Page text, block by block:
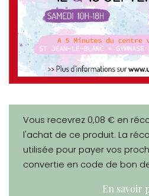
Vous recevrez 0,08 € en
l'achat de ce produit. La
utilisée pour payer vos
convertie en code de bon
En savoir